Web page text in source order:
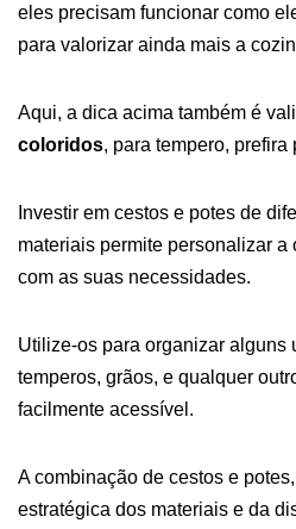
eles precisam funcionar como
para valorizar ainda mais a
Aqui, a dica acima também é
coloridos, para tempero, prefira
Investir em cestos e potes de
materiais permite personalizar
com as suas necessidades.
Utilize-os para organizar alguns
temperos, grãos, e qualquer
facilmente acessível.
A combinação de cestos e
estratégica dos materiais e da